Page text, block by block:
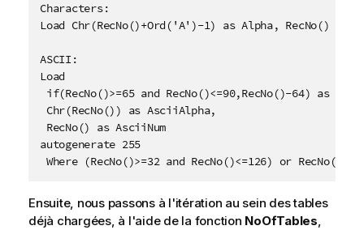
Characters:
Load Chr(RecNo()+Ord('A')-1) as Alpha, RecNo() as
ASCII:
Load
if(RecNo()>=65 and RecNo()<=90,RecNo()-64) as Num,
Chr(RecNo()) as AsciiAlpha,
RecNo() as AsciiNum
autogenerate 255
Where (RecNo()>=32 and RecNo()<=126) or
Ensuite, nous passons à l'itération au sein des tables
déjà chargées, à l'aide de la fonction NoOfTables,